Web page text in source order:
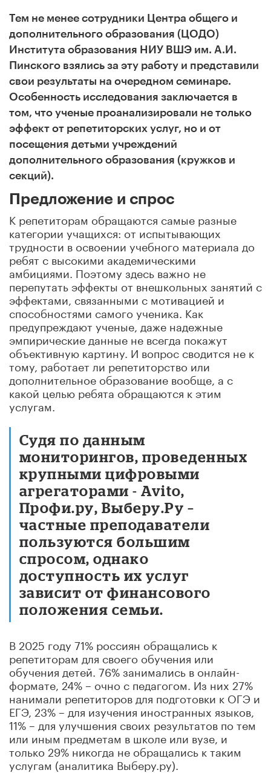
Тем не менее сотрудники Центра общего и
дополнительного образования (ЦОДО)
Института образования НИУ ВШЭ им. А.И.
Пинского взялись за эту работу и представили
свои результаты на очередном семинаре.
Особенность исследования заключается в
том, что ученые проанализировали не только
эффект от репетиторских услуг, но и от
посещения детьми учреждений
дополнительного образования (кружков и
секций).
Предложение и спрос
К репетиторам обращаются самые разные
категории учащихся: от испытывающих
трудности в освоении учебного материала до
ребят с высокими академическими
амбициями. Поэтому здесь важно не
перепутать эффекты от внешкольных занятий с
эффектами, связанными с мотивацией и
способностями самого ученика. Как
предупреждают ученые, даже надежные
эмпирические данные не всегда покажут
объективную картину. И вопрос сводится не к
тому, работает ли репетиторство или
дополнительное образование вообще, а с
какой целью ребята обращаются к этим
услугам.
Судя по данным
мониторингов, проведенных
крупными цифровыми
агрегаторами - Avito,
Профи.ру, Выберу.Ру –
частные преподаватели
пользуются большим
спросом, однако
доступность их услуг
зависит от финансового
положения семьи.
В 2025 году 71% россиян обращались к
репетиторам для своего обучения или
обучения детей. 76% занимались в онлайн-
формате, 24% – очно с педагогом. Из них 27%
нанимали репетиторов для подготовки к ОГЭ и
ЕГЭ, 23% – для изучения иностранных языков,
11% – для улучшения своих результатов по тем
или иным предметам в школе или вузе, и
только 29% никогда не обращались к таким
услугам (аналитика Выберу.ру).